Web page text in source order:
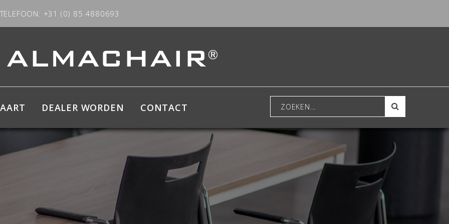
TELEFOON: +31 (0) 85 4880693
DEALER WORDEN CONTACT